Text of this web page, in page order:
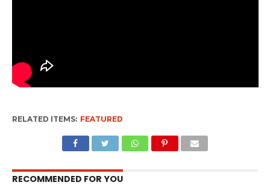
RELATED ITEMS: FEATURED
RECOMMENDED FOR YOU